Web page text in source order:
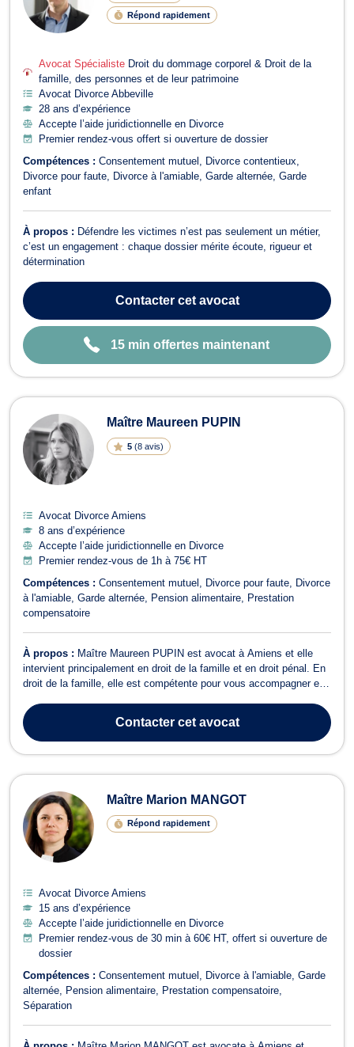
Répond rapidement
E
Avocat Spécialiste Droit du dommage corporel & Droit de la
famille, des personnes et de leur patrimoine
Avocat Divorce Abbeville
28 ans d’expérience
Accepte l’aide juridictionnelle en Divorce
Premier rendez-vous offert si ouverture de dossier
Compétences : Consentement mutuel
Divorce contentieux
Divorce pour faute
Divorce à l'amiable Garde alternée Garde
enfant
À propos : Défendre les victimes n’est pas seulement un métier,
c’est un engagement : chaque dossier mérite écoute, rigueur et
détermination
Contactercet avocat
15 min offertes maintenant
Maître Maureen PUPIN
5 (8 avis)
Avocat Divorce Amiens
8 ans d’expérience
Accepte l’aide juridictionnelle en Divorce
Premier rendez-vous de 1h à 75€ HT
Compétences : Consentement mutuel Divorce pour faute
Divorce
à l'amiable Garde alternée Pension alimentaire
Prestation
compensatoire
À propos : Maître Maureen PUPIN est avocat à Amiens et elle
intervient principalement en droit de la famille et en droit pénal. En
droit de la famille, elle est compétente pour vous accompagner en
souhaitez obtenir des informations sur les procédures possibles :
divorce pour ...
Contactercet avocat
Maître Marion MANGOT
Répond rapidement
Avocat Divorce Amiens
15 ans d’expérience
Accepte l’aide juridictionnelle en Divorce
Premier rendez-vous de 30 min à 60€ HT, offert si ouverture de
dossier
Compétences : Consentement mutuel Divorce à l'amiable Garde
alternée
Pension alimentaire
Prestation compensatoire
Séparation